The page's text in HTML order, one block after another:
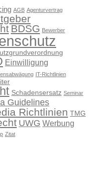
AGB Agenturvertrag
BDSG Bewerber
Einwilligung
IT-Richtlinien
Schadensersatz Seminar
Guidelines
Richtlinien TMG
UWG Werbung
Zitat